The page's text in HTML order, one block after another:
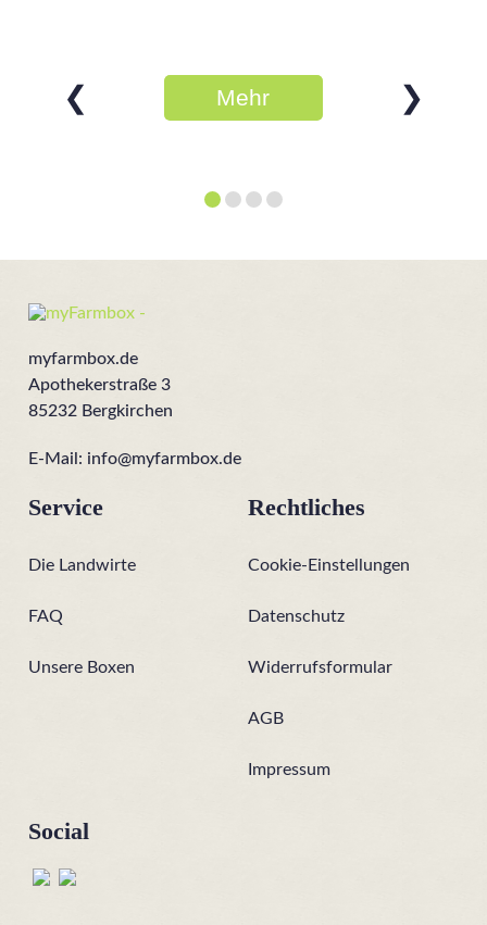
❮
Mehr
❯
myfarmbox.de
Apothekerstraße 3
85232 Bergkirchen
E-Mail: info@myfarmbox.de
Service
Die Landwirte
FAQ
Unsere Boxen
Rechtliches
Cookie-Einstellungen
Datenschutz
Widerrufsformular
AGB
Impressum
Social